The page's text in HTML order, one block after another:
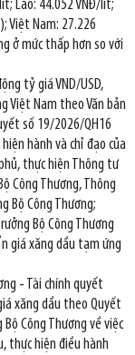
Lào: 44.052 VNĐ/lít;
Việt Nam: 27.226
ở mức thấp hơn so với
tỷ giá VND/USD,
Việt Nam theo Văn bản
số 19/2026/QH16
hành và chỉ đạo của
thực hiện Thông tư
Công Thương, Thông
Bộ Công Thương;
Bộ Công Thương
giá xăng dầu tạm ứng
- Tài chính quyết
xăng dầu theo Quyết
Công Thương về việc
thực hiện điều hành